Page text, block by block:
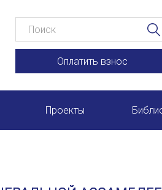
Оплатить взнос
Проекты